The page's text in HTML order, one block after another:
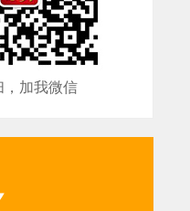
，加我微信